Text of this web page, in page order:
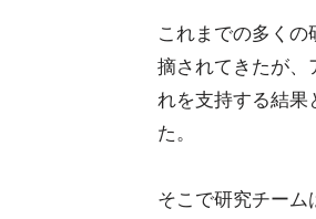
これまでの多く
摘されてきたが、
れを支持する結果
た。
そこで研究チー